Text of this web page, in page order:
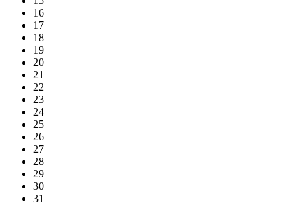
16
17
18
19
20
21
22
23
24
25
26
27
28
29
30
31